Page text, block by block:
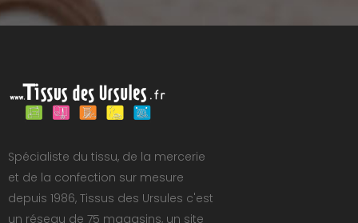
Spécialiste du tissu, de la mercerie
et de la confection sur mesure
depuis 1986, Tissus des Ursules c'est
un réseau de 75 magasins, un site